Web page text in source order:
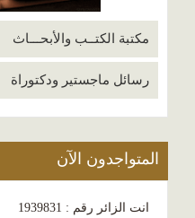
مكتبة الكتــب والأبحـــاث
رسائل ماجستير ودكتوراة
المتواجدون الآن
انت الزائر رقم : 1939831